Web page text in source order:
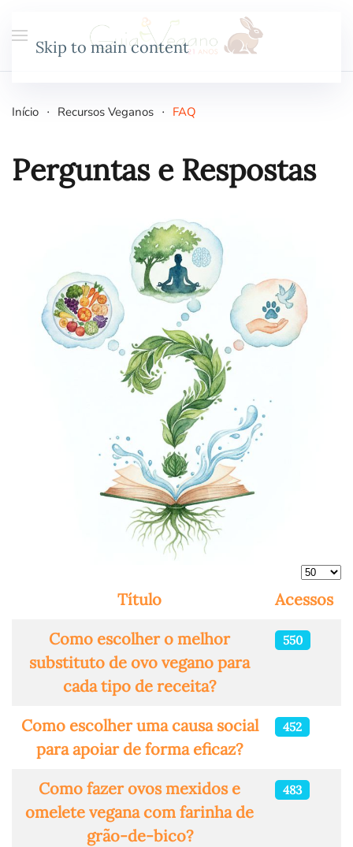
Skip to main content
Início Recursos Veganos FAQ
Perguntas e Respostas
Artigos
Título
Acessos
Como escolher o melhor
substituto de ovo vegano para
cada tipo de receita?
550
Como escolher uma causa social
para apoiar de forma eficaz?
452
Como fazer ovos mexidos e
omelete vegana com farinha de
grão-de-bico?
483